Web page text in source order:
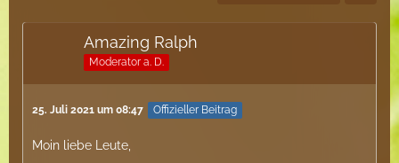
Amazing Ralph
Moderator a. D.
25. Juli 2021 um 08:47 Offizieller Beitrag
Moin liebe Leute,